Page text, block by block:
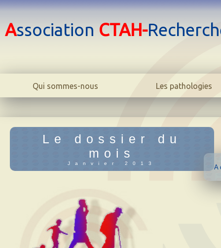
Association CTAH-
Qui sommes-nous
L'association
Biblio
Les pathologies
La bipolarité
L'hyperthymie
La phobie sociale
Le dossier du
mois
Janvier 2013
A